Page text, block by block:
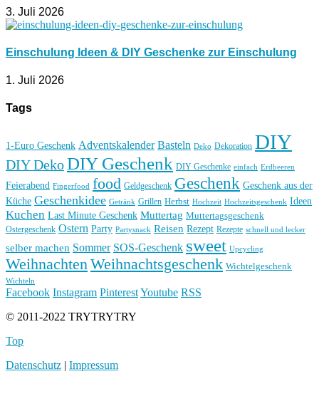
3. Juli 2026
Einschulung Ideen & DIY Geschenke zur Einschulung
1. Juli 2026
Tags
1-Euro Geschenk Adventskalender Basteln Deko Dekoration DIY
DIY DekoDIY Geschenk DIY Geschenke einfach Erdbeeren
Feierabend Fingerfood food Geldgeschenk Geschenk Geschenk aus der
Küche Geschenkidee Getränk Grillen Herbst Hochzeit Hochzeitsgeschenk Ideen
Kuchen Last Minute Geschenk Muttertag Muttertagsgeschenk
Ostergeschenk Ostern Party Partysnack Reisen Rezept Rezepte schnell und lecker
selber machen Sommer SOS-Geschenk sweet Upcycling
Weihnachten Weihnachtsgeschenk Wichtelgeschenk
Wichteln
Facebook Instagram PinterestYoutube RSS
© 2011-2022 TRYTRYTRY
Top
Datenschutz | Impressum